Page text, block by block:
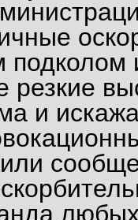
и
или